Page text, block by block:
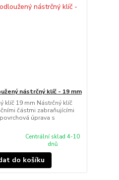
nástrčný klíč - 19 mm
klíč 19 mm Nástrčný klíč
částmi zabraňujícími
úprava s
Centrální sklad 4-10
dnů
do košíku